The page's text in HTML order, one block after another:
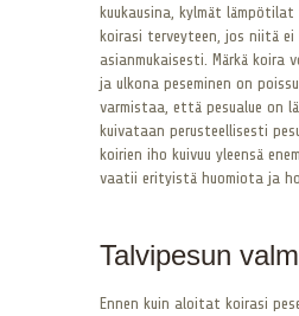
kuukausina, kylmät
koirasi terveyteen, jos niitä
asianmukaisesti. Märkä koira
ja ulkona peseminen on
varmistaa, että pesualue on
kuivataan perusteellisesti
koirien iho kuivuu yleensä
vaatii erityistä huomiota ja
Talvipesun
Ennen kuin aloitat koirasi